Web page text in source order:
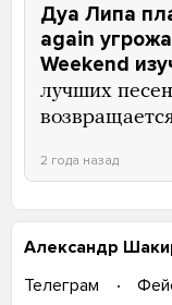
Дуа Липа
again
Weekend
лучших
2 года назад
Александр
Телеграм